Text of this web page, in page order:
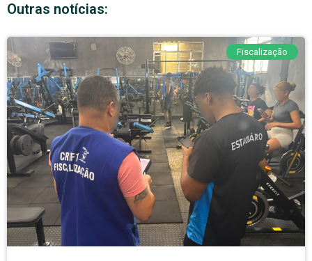
Outras notícias:
Fiscalização